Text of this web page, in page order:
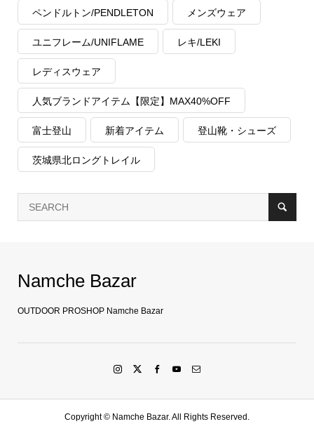
ペンドルトン/PENDLETON メンズウェア
ユニフレーム/UNIFLAME レキ/LEKI
レディスウェア
人気ブランドアイテム【限定】MAX40%OFF
富士登山 新着アイテム 登山靴・シューズ
茨城県北ロングトレイル
Namche Bazar
OUTDOOR PROSHOP Namche Bazar
Copyright © Namche Bazar. All Rights Reserved.